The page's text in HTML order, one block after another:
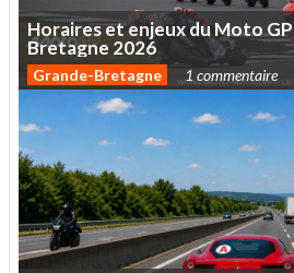
HorairesetenjeuxduMotoGP
Bretagne 2026
Grande-Bretagne 1 commentaire